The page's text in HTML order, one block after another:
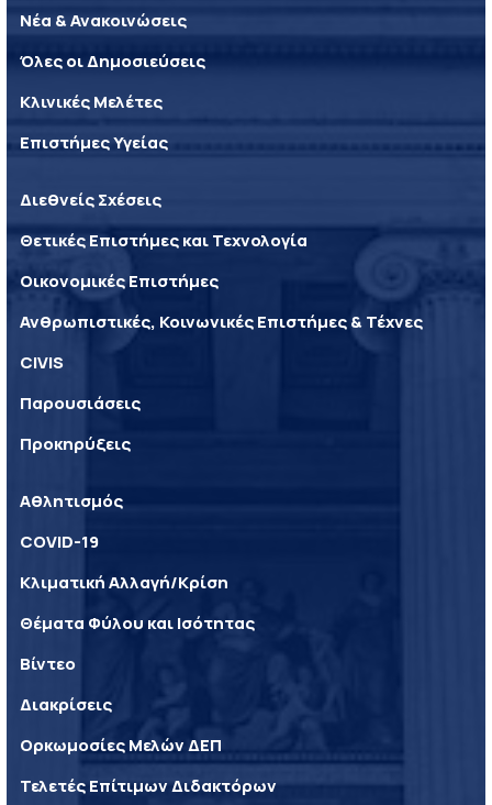
Νέα & Ανακοινώσεις
Όλες οι Δημοσιεύσεις
Κλινικές Μελέτες
Επιστήμες Υγείας
Διεθνείς Σχέσεις
Θετικές Επιστήμες και Τεχνολογία
Οικονομικές Επιστήμες
Ανθρωπιστικές, Κοινωνικές Επιστήμες & Τέχνες
CIVIS
Παρουσιάσεις
Προκηρύξεις
Αθλητισμός
COVID-19
Κλιματική Αλλαγή/Κρίση
Θέματα Φύλου και Ισότητας
Βίντεο
Διακρίσεις
Ορκωμοσίες Μελών ΔΕΠ
Τελετές Επίτιμων Διδακτόρων